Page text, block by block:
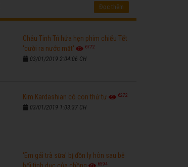
Đọc thêm
Châu Tinh Trì hứa hẹn phim chiếu Tết
'cười ra nước mắt'
6772
03/01/2019 2:04:06 CH
Kim Kardashian có con thứ tư 6272
03/01/2019 1:03:37 CH
'Em gái trà sữa' bị đồn ly hôn sau bê
6594